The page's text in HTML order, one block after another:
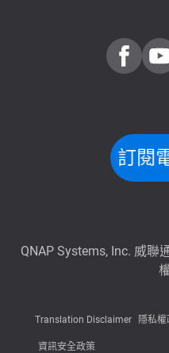
訂閱
QNAP Systems, Inc. 威
Translation Disclaimer 隱私
資訊安全政策